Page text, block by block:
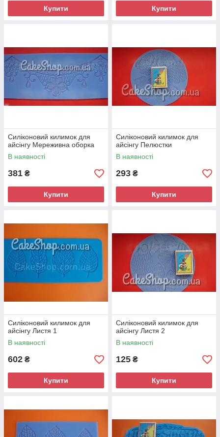
Купити Купити
Силіконовий килимок для
айсінгу Мереживна оборка
В наявності
381 ₴
Купити
Силіконовий килимок для
айсінгу Пелюстки
В наявності
293 ₴
Купити
Силіконовий килимок для
айсінгу Листя 1
В наявності
602 ₴
Купити
Силіконовий килимок для
айсінгу Листя 2
В наявності
125 ₴
Купити